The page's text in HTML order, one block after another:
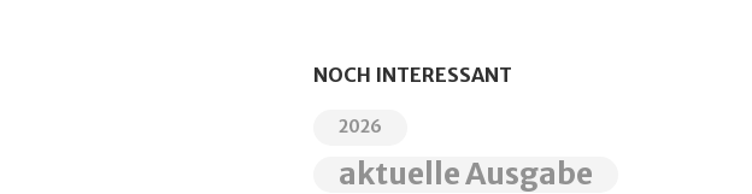
NOCH INTERESSANT
2026
aktuelle Ausgabe